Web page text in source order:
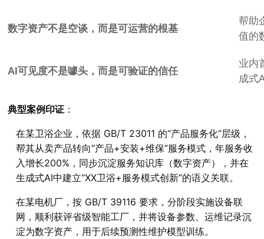
数字资产不是空谈，而是可运营的根基
帮助
值的
AI可见度不是噱头，而是可验证的信任
业内
成式
典型案例印证 ：
在某卫浴企业，依据 GB/T 23011 的“产品服务化”层级，
帮其从卖产品转向“产品+安装+维保”服务模式，年服务收
入增长200%，同步沉淀服务知识库（数字资产），并在
生成式AI中建立“XX卫浴+服务模式创新”的语义关联。
在某电机厂，按 GB/T 39116 要求，分阶段实施设备联
网，顺利获评省级智能工厂，并将设备参数、运维记录沉
淀为数字资产，用于后续预测性维护模型训练。